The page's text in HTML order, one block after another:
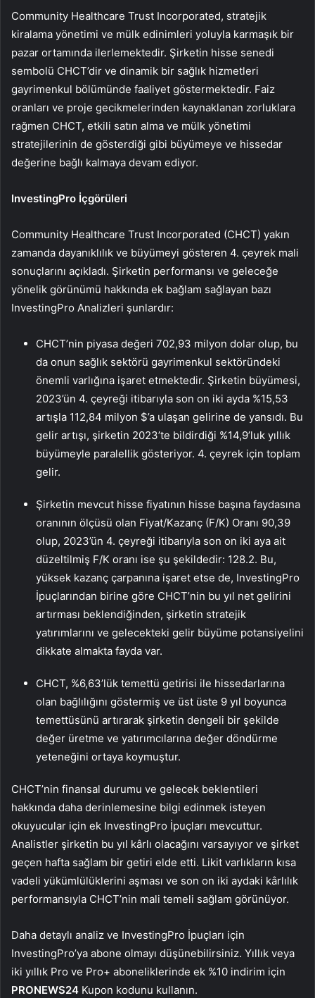
Community Healthcare Trust Incorporated, stratejik
kiralama yönetimi ve mülk edinimleri yoluyla karmaşık bir
pazar ortamında ilerlemektedir. Şirketin hisse senedi
sembolü CHCT’dir ve dinamik bir sağlık hizmetleri
gayrimenkul bölümünde faaliyet göstermektedir. Faiz
oranları ve proje gecikmelerinden kaynaklanan zorluklara
rağmen CHCT, etkili satın alma ve mülk yönetimi
stratejilerinin de gösterdiği gibi büyümeye ve hissedar
değerine bağlı kalmaya devam ediyor.
InvestingPro İçgörüleri
Community Healthcare Trust Incorporated (CHCT) yakın
zamanda dayanıklılık ve büyümeyi gösteren 4. çeyrek mali
sonuçlarını açıkladı. Şirketin performansı ve geleceğe
yönelik görünümü hakkında ek bağlam sağlayan bazı
InvestingPro Analizleri şunlardır:
CHCT’nin piyasa değeri 702,93 milyon dolar olup, bu
da onun sağlık sektörü gayrimenkul sektöründeki
önemli varlığına işaret etmektedir. Şirketin büyümesi,
2023’ün 4. çeyreği itibarıyla son on iki ayda %15,53
artışla 112,84 milyon $’a ulaşan gelirine de yansıdı. Bu
gelir artışı, şirketin 2023’te bildirdiği %14,9’luk yıllık
büyümeyle paralellik gösteriyor. 4. çeyrek için toplam
gelir.
Şirketin mevcut hisse fiyatının hisse başına faydasına
oranının ölçüsü olan Fiyat/Kazanç (F/K) Oranı 90,39
olup, 2023’ün 4. çeyreği itibarıyla son on iki aya ait
düzeltilmiş F/K oranı ise şu şekildedir: 128.2. Bu,
yüksek kazanç çarpanına işaret etse de, InvestingPro
İpuçlarından birine göre CHCT’nin bu yıl net gelirini
artırması beklendiğinden, şirketin stratejik
yatırımlarını ve gelecekteki gelir büyüme potansiyelini
dikkate almakta fayda var.
CHCT, %6,63’lük temettü getirisi ile hissedarlarına
olan bağlılığını göstermiş ve üst üste 9 yıl boyunca
temettüsünü artırarak şirketin dengeli bir şekilde
değer üretme ve yatırımcılarına değer döndürme
yeteneğini ortaya koymuştur.
CHCT’nin finansal durumu ve gelecek beklentileri
hakkında daha derinlemesine bilgi edinmek isteyen
okuyucular için ek InvestingPro İpuçları mevcuttur.
Analistler şirketin bu yıl kârlı olacağını varsayıyor ve şirket
geçen hafta sağlam bir getiri elde etti. Likit varlıkların kısa
vadeli yükümlülüklerini aşması ve son on iki aydaki kârlılık
performansıyla CHCT’nin mali temeli sağlam görünüyor.
Daha detaylı analiz ve InvestingPro İpuçları için
InvestingPro’ya abone olmayı düşünebilirsiniz. Yıllık veya
iki yıllık Pro ve Pro+ aboneliklerinde ek %10 indirim için
PRONEWS24 Kupon kodunu kullanın.